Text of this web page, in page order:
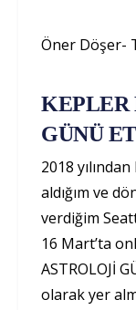
Öner Döşer-
KEPLER
GÜNÜ
2018
aldığım ve
verdiğim
16 Mart’ta
ASTROLOJİ
olarak yer